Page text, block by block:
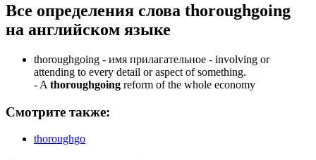
Все определения слова thoroughgoing
на английском языке
thoroughgoing - имя прилагательное - involving or
attending to every detail or aspect of something.
- A thoroughgoing reform of the whole economy
Смотрите также:
thoroughgo